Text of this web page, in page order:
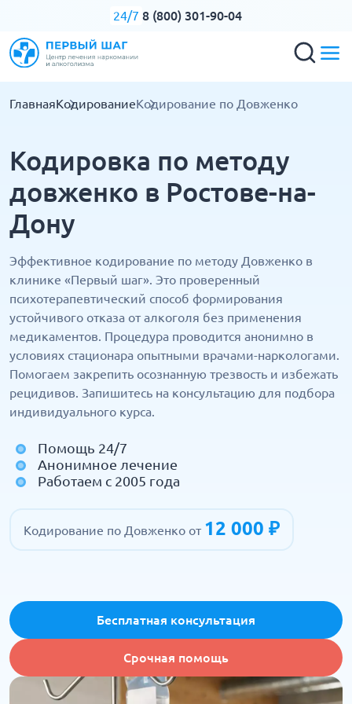
24/7 8 (800) 301-90-04
ГлавнаяКодированиеКодирование по Довженко
Кодировка по методу
довженко в Ростове-на-
Дону
Эффективное кодирование по методу Довженко в
клинике «Первый шаг». Это проверенный
психотерапевтический способ формирования
устойчивого отказа от алкоголя без применения
медикаментов. Процедура проводится анонимно в
условиях стационара опытными врачами-наркологами.
Помогаем закрепить осознанную трезвость и избежать
рецидивов. Запишитесь на консультацию для подбора
индивидуального курса.
Помощь 24/7
Анонимное лечение
Работаем с 2005 года
Кодирование по Довженко от 12 000 ₽
Бесплатная консультация
Срочная помощь